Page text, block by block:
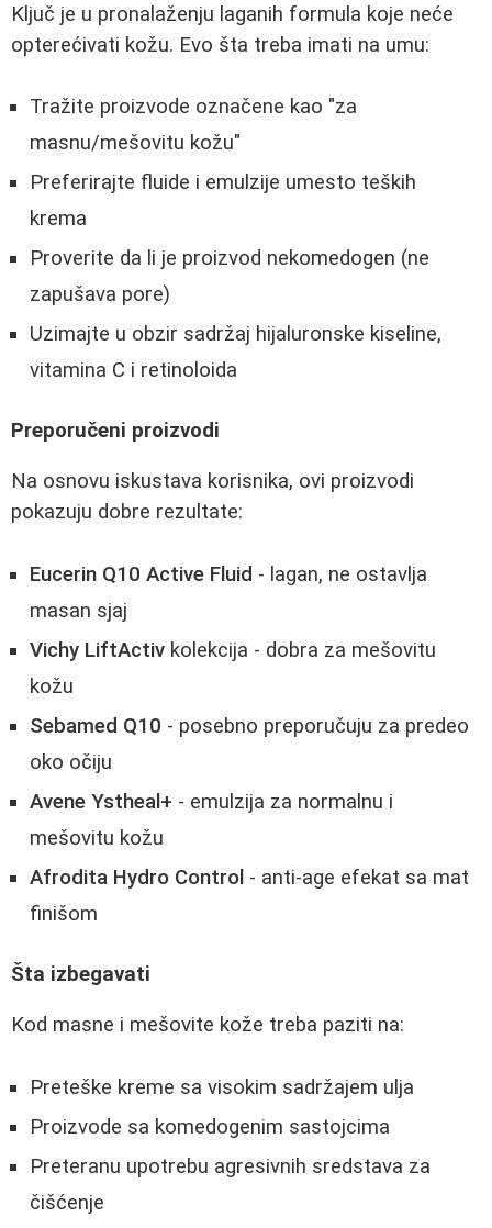
Ključ je u pronalaženju laganih formula koje neće
opterećivati kožu. Evo šta treba imati na umu:
Tražite proizvode označene kao "za
masnu/mešovitu kožu"
Preferirajte fluide i emulzije umesto teških
krema
Proverite da li je proizvod nekomedogen (ne
zapušava pore)
Uzimajte u obzir sadržaj hijaluronske kiseline,
vitamina C i retinoloida
Preporučeni proizvodi
Na osnovu iskustava korisnika, ovi proizvodi
pokazuju dobre rezultate:
Eucerin Q10 Active Fluid - lagan, ne ostavlja
masan sjaj
Vichy LiftActiv kolekcija - dobra za mešovitu
kožu
Sebamed Q10 - posebno preporučuju za predeo
oko očiju
Avene Ystheal+ - emulzija za normalnu i
mešovitu kožu
Afrodita Hydro Control - anti-age efekat sa mat
finišom
Šta izbegavati
Kod masne i mešovite kože treba paziti na:
Preteške kreme sa visokim sadržajem ulja
Proizvode sa komedogenim sastojcima
Preteranu upotrebu agresivnih sredstava za
čišćenje